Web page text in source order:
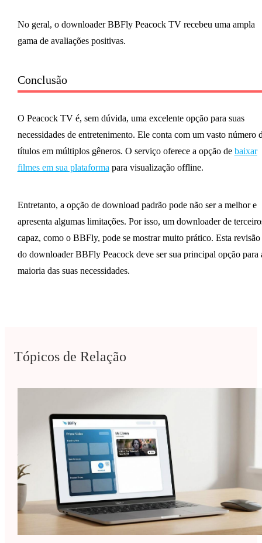
No geral, o downloader BBFly Peacock TV recebeu uma ampla
gama de avaliações positivas.
Conclusão
O Peacock TV é, sem dúvida, uma excelente opção para suas
necessidades de entretenimento. Ele conta com um vasto número
títulos em múltiplos gêneros. O serviço oferece a opção de baixar
filmes em sua plataforma para visualização offline.
Entretanto, a opção de download padrão pode não ser a melhor e
apresenta algumas limitações. Por isso, um downloader de
capaz, como o BBFly, pode se mostrar muito prático. Esta revisão
do downloader BBFly Peacock deve ser sua principal opção para
maioria das suas necessidades.
Tópicos de Relação